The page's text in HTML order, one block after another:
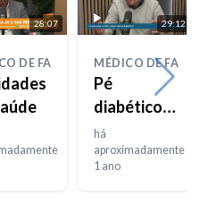
28:07
DE FAMÍLIA
29:12
MÉDICO DE
Pé
diabético
(parte 2)
há
aproximadamente
1 ano